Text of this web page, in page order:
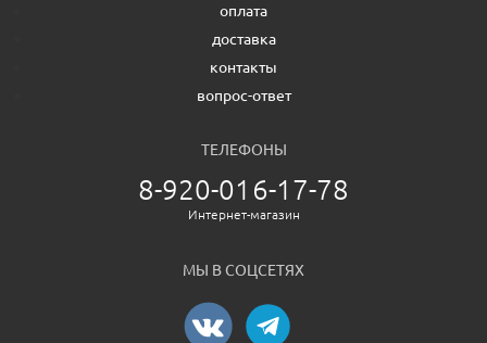
оплата
доставка
контакты
вопрос-ответ
ТЕЛЕФОНЫ
8-920-016-17-78
Интернет-магазин
МЫ В СОЦСЕТЯХ